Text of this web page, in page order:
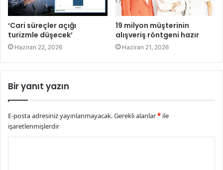
‘Cari süreçler açığı
turizmle düşecek’
Haziran 22, 2026
19 milyon müşterinin
alışveriş röntgeni hazır
Haziran 21, 2026
Bir yanıt yazın
E-posta adresiniz yayınlanmayacak.Gerekli alanlar* ile
işaretlenmişlerdir